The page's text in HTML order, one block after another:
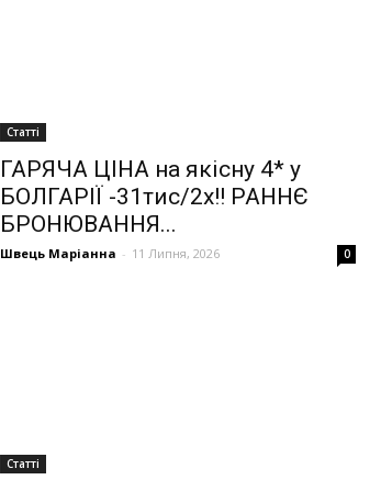
Статті
ГАРЯЧА ЦІНА на якісну 4* у
БОЛГАРІЇ -31тис/2х!! РАННЄ
БРОНЮВАННЯ...
Швець Маріанна - 11 Липня, 2026 0
Статті